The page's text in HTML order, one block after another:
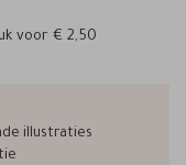
voor € 2,50
illustraties